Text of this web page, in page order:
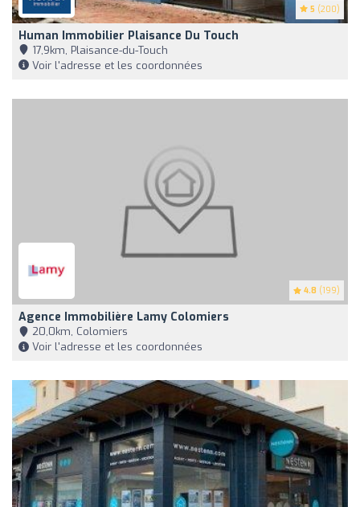
5 (200)
Human Immobilier Plaisance Du Touch
17,9km, Plaisance-du-Touch
Voir l'adresse et les coordonnées
4.8 (199)
Agence Immobilière Lamy Colomiers
20,0km, Colomiers
Voir l'adresse et les coordonnées